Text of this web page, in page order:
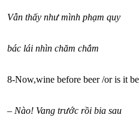
Vẫn thấy như mình phạm quy
bác lái nhìn chăm chắm
8-Now,wine before beer /or is it
– Nào! Vang trước rồi bia sau